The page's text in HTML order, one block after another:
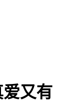
爱又有